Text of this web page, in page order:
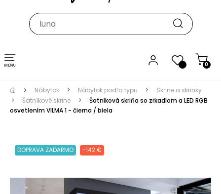
0
Toggle navigation
Nábytok Nábytok podľa typu
Skrine a skrinky
Šatníkové skrine
Šatníková skriňa so zrkadlom a LED RGB
osvetlením VILMA 1 - čierna / biela
DOPRAVA ZADARMO -142 €